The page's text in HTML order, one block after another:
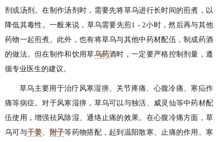
剂或汤剂。在制作汤剂时，需要先将草乌进行长时间的煎煮，以
降低其毒性。一般来说，草乌需要先煎1 - 2小时，然后再与其他
药物一起煎煮。此外，也有将草乌与其他中药材配伍，制成药酒
的做法。但在制作和饮用草乌药酒时，一定要严格控制剂量，遵
循专业医生的建议。
草乌主要用于治疗风寒湿痹、关节疼痛、心腹冷痛、寒疝作
痛等病症。对于风寒湿痹，草乌可以与独活、威灵仙等中药材配
伍使用，增强祛风除湿、通络止痛的效果。在心腹冷痛方面，草
乌可与干姜 附子等药物搭配，起到温阳散寒、止痛的作用。寒